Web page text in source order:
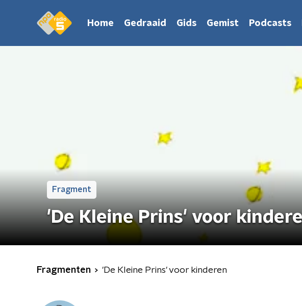
Home Gedraaid Gids Gemist Podcasts
Fragment
'De Kleine Prins' voor
Fragmenten 'De Kleine Prins' voor kinderen